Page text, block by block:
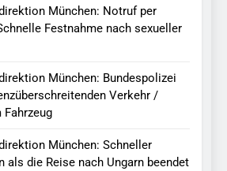
München: Notruf per
Festnahme nach sexueller
München: Bundespolizei
Verkehr /
München: Schneller
als die Reise nach Ungarn beendet